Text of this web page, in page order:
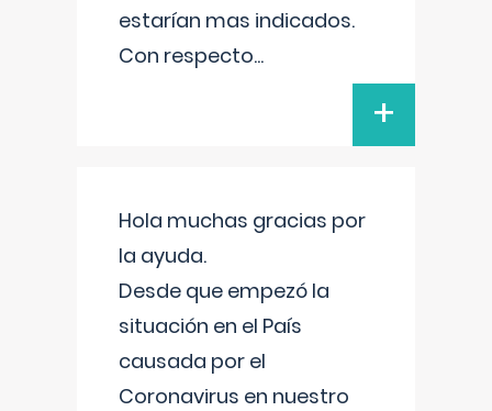
estarían mas indicados.
Con respecto...
+
Hola muchas gracias por
la ayuda.
Desde que empezó la
situación en el País
causada por el
Coronavirus en nuestro